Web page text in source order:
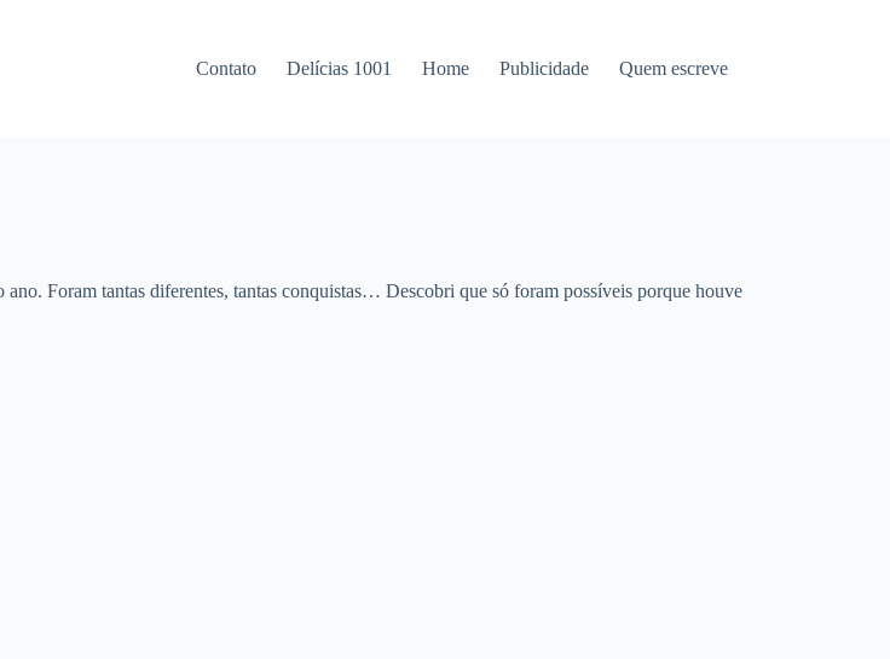
Contato Delícias 1001 Home Publicidade Quem escreve
Foram tantas diferentes, tantas conquistas… Descobri que só foram possíveis porque houve